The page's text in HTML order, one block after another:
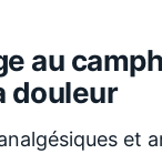
au
douleur
et